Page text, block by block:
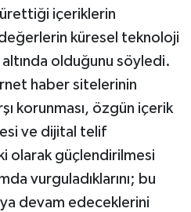
ürettiği içeriklerin
küresel teknoloji
olduğunu söyledi.
haber sitelerinin
korunması, özgün içerik
ve dijital telif
olarak güçlendirilmesi
vurguladıklarını; bu
devam edeceklerini